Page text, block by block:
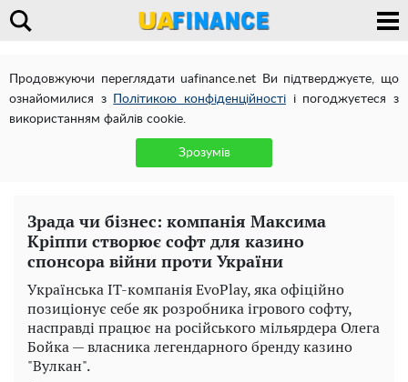
Продовжуючи переглядати uafinance.net Ви підтверджуєте, що
ознайомилися з
Політикою конфіденційності і погоджуєтеся з
використанням файлів cookie.
Зрозумів
Зрада чи бізнес: компанія Максима
Кріппи створює софт для казино
спонсора війни проти України
Українська IT-компанія EvoPlay, яка офіційно
позиціонує себе як розробника ігрового софту,
насправді працює на російського мільярдера Олега
Бойка — власника легендарного бренду казино
"Вулкан".